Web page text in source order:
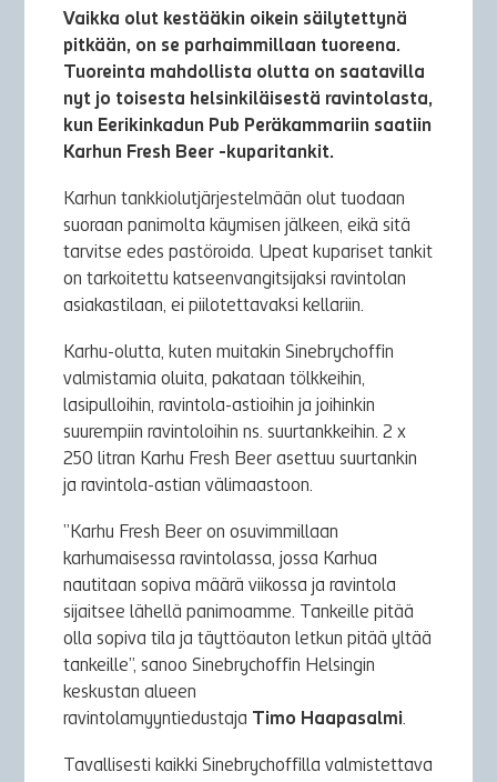
Vaikka olut kestääkin oikein säilytettynä
pitkään, on se parhaimmillaan tuoreena.
Tuoreinta mahdollista olutta on saatavilla
nyt jo toisesta helsinkiläisestä ravintolasta,
kun Eerikinkadun Pub Peräkammariin saatiin
Karhun Fresh Beer -kuparitankit.
Karhun tankkiolutjärjestelmään olut tuodaan
suoraan panimolta käymisen jälkeen, eikä sitä
tarvitse edes pastöroida. Upeat kupariset tankit
on tarkoitettu katseenvangitsijaksi ravintolan
asiakastilaan, ei piilotettavaksi kellariin.
Karhu-olutta, kuten muitakin Sinebrychoffin
valmistamia oluita, pakataan tölkkeihin,
lasipulloihin, ravintola-astioihin ja joihinkin
suurempiin ravintoloihin ns. suurtankkeihin. 2 x
250 litran Karhu Fresh Beer asettuu suurtankin
ja ravintola-astian välimaastoon.
”Karhu Fresh Beer on osuvimmillaan
karhumaisessa ravintolassa, jossa Karhua
nautitaan sopiva määrä viikossa ja ravintola
sijaitsee lähellä panimoamme. Tankeille pitää
olla sopiva tila ja täyttöauton letkun pitää yltää
tankeille”, sanoo Sinebrychoffin Helsingin
keskustan alueen
ravintolamyyntiedustaja
Timo Haapasalmi.
Tavallisesti kaikki Sinebrychoffilla valmistettava